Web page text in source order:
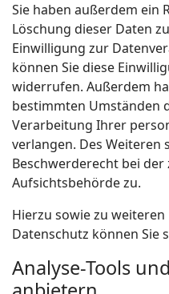
Sie haben außerdem ein
Löschung dieser Daten
Einwilligung zur
können Sie diese
widerrufen. Außerdem
bestimmten Umständen
Verarbeitung Ihrer
verlangen. Des Weiteren
Beschwerderecht bei der
Aufsichtsbehörde zu.
Hierzu sowie zu weiteren
Datenschutz können Sie
Analyse-Tools